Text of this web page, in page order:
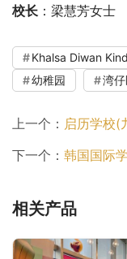
校长 ：梁慧芳女士
Khalsa Diwan
幼稚园
湾
上一个： 启历学校(九龙
下一个： 韩国国际学
相关产品